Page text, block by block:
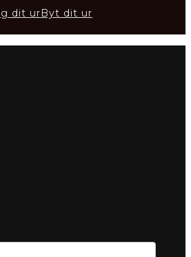
dit urByt dit ur